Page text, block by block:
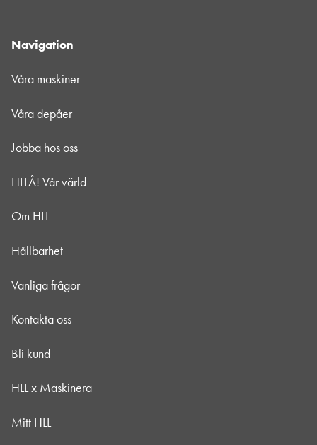
Navigation
Våra maskiner
Våra depåer
Jobba hos oss
HLLÅ! Vår värld
Om HLL
Hållbarhet
Vanliga frågor
Kontakta oss
Bli kund
HLL x Maskinera
Mitt HLL